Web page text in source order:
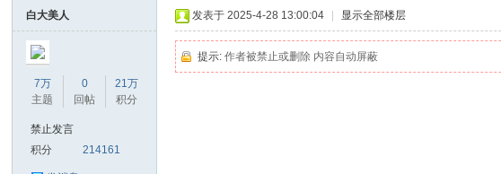
白大美人
7万
主题
0
回帖
21万
积分
禁止发言
积分
214161
发表于 2025-4-28 13:00:04 显示全部楼层
提示:作者被禁止或删除 内容自动屏蔽